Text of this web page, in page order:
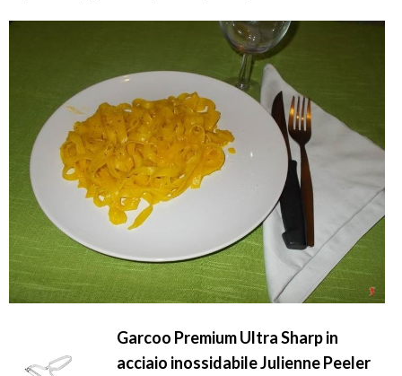
Garcoo Premium Ultra Sharp in
acciaio inossidabile Julienne Peeler